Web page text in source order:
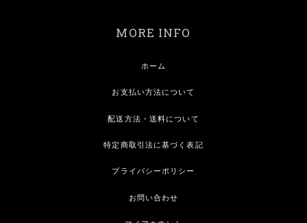
MORE INFO
ホーム
お支払い方法について
配送方法・送料について
特定商取引法に基づく表記
プライバシーポリシー
お問い合わせ